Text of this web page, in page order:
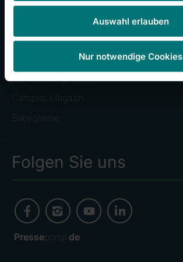
Auswahl erlauben
Nur notwendige Cookies
Presseinformationen
Veranstaltungen
Campus Magazin
Babygalerie
Folgen Sie uns
Presseportal. de